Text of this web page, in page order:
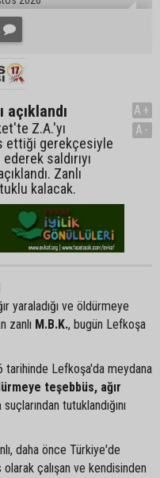
açıklandı
Z.A.'yı
ettiği gerekçesiyle
saldırıyı
Zanlı
kalacak.
A+
A-
yaraladığı ve öldürmeye
zanlı M.B.K., bugün Lefkoşa
tarihinde Lefkoşa'da meydana
teşebbüs, ağır
suçlarından tutuklandığını
daha önce Türkiye'de
çalışan ve kendisinden